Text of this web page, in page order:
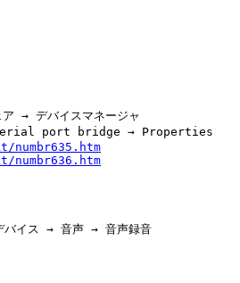
→ デバイスマネージャ
serial port bridge → Properties
バイス → 音声 → 音声録音